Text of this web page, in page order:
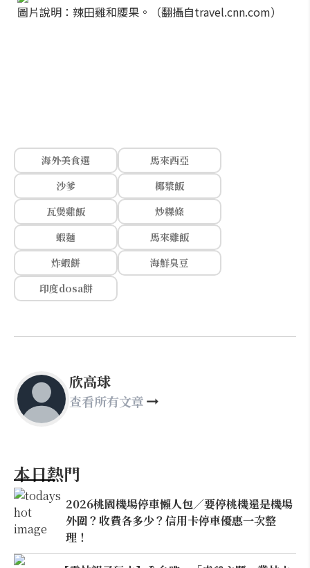
圖片說明：辣田雞和腰果。（翻攝自travel.cnn.com）
海外美食選
馬來西亞
沙爹
椰漿飯
瓦煲雞飯
炒粿條
蝦麵
馬來雞飯
炸蝦餅
海鮮臭豆
印度dosa餅
欣高球
查看所有文章
本日熱門
2026桃園機場停車懶人包／要停桃機還是機場
外圍？收費各多少？信用卡停車優惠一次整
理！